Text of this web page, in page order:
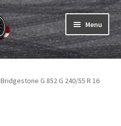
Menu
Expand
menu
Expand
Bridgestone G 852 G 240/55 R 16